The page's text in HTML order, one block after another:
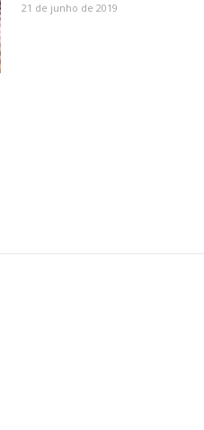
21 de junho de 2019